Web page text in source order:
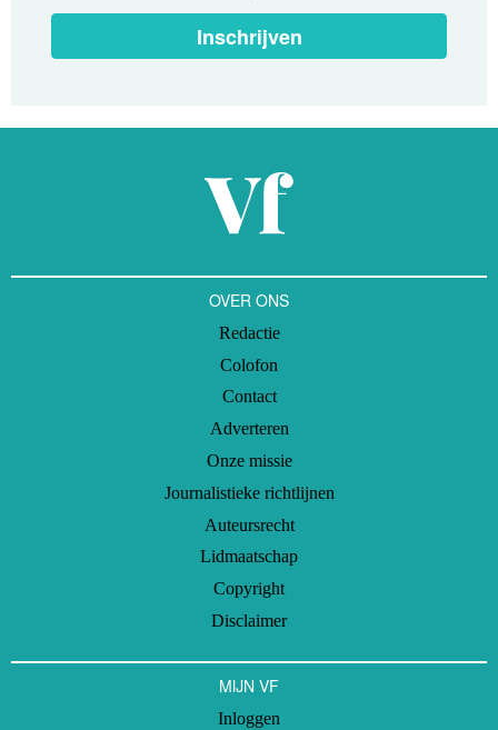
Inschrijven
OVER ONS
Redactie
Colofon
Contact
Adverteren
Onze missie
Journalistieke richtlijnen
Auteursrecht
Lidmaatschap
Copyright
Disclaimer
MIJN VF
Inloggen